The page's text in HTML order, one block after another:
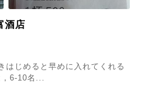
酒店
はじめると早めに入れてくれる
，6-10名...